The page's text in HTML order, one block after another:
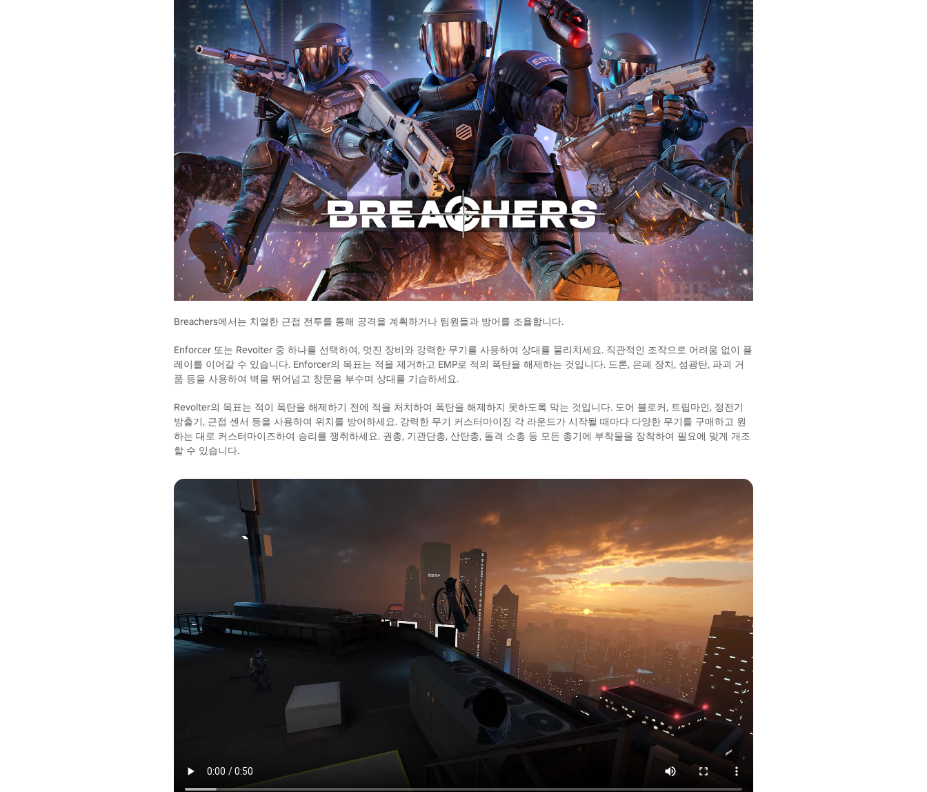
Breachers에서는 치열한 근접 전투를 통해 공격을 계획하거나 팀원들과 방어를 조율합니다.
Enforcer 또는 Revolter 중 하나를 선택하여, 멋진 장비와 강력한 무기를 사용하여 상대를 물리치세요. 직관적인 조작으로 어려움 없이 플
레이를 이어갈 수 있습니다. Enforcer의 목표는 적을 제거하고 EMP로 적의 폭탄을 해제하는 것입니다. 드론, 은폐 장치, 섬광탄, 파괴 거
품 등을 사용하여 벽을 뛰어넘고 창문을 부수며 상대를 기습하세요.
Revolter의 목표는 적이 폭탄을 해제하기 전에 적을 처치하여 폭탄을 해제하지 못하도록 막는 것입니다. 도어 블로커, 트립마인, 정전기
방출기, 근접 센서 등을 사용하여 위치를 방어하세요. 강력한 무기 커스터마이징 각 라운드가 시작될 때마다 다양한 무기를 구매하고 원
하는 대로 커스터마이즈하여 승리를 쟁취하세요. 권총, 기관단총, 산탄총, 돌격 소총 등 모든 총기에 부착물을 장착하여 필요에 맞게 개조
할 수 있습니다.